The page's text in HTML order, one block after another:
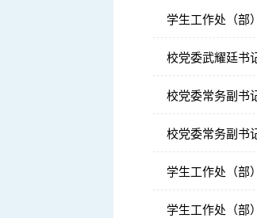
学生工作处（部
校党委武耀廷书
校党委常务副书
校党委常务副书
学生工作处（部
学生工作处（部